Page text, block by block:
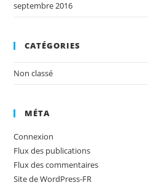
septembre 2016
CATÉGORIES
Non classé
MÉTA
Connexion
Flux des publications
Flux des commentaires
Site de WordPress-FR